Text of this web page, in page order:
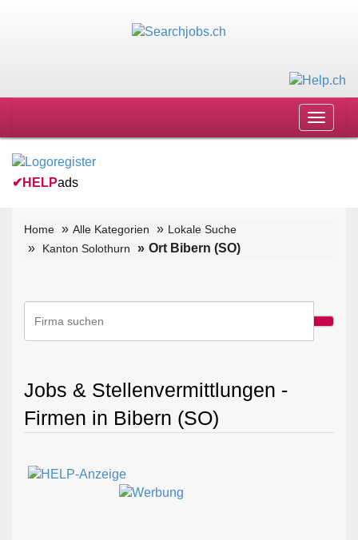
Toggle
✔ HELPads
Home Alle Kategorien
Lokale Suche
Kanton Solothurn
Ort Bibern (SO)
Jobs & Stellenvermittlungen -
Firmen in Bibern (SO)